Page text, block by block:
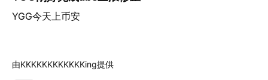
YGG今天上币安
由KKKKKKKKKKKKing提供